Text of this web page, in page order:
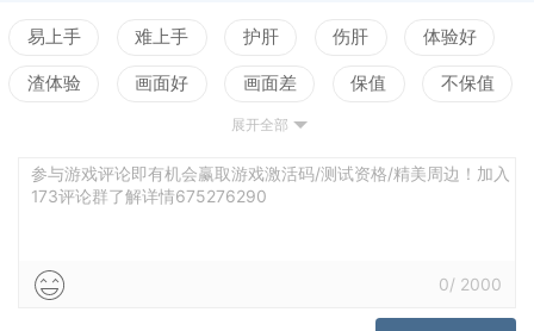
易上手 难上手 护肝 伤肝 体验好
渣体验 画面好 画面差 保值 不保值
测试
展开全部
参与游戏评论即有机会赢取游戏激活码/测试资格/精美周边！加入
173评论群了解详情675276290
0/ 2000